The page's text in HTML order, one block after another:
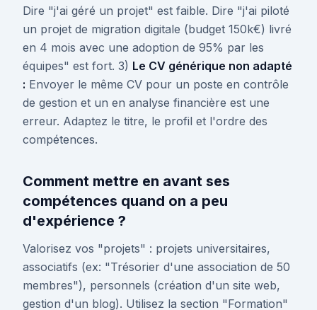
Dire "j'ai géré un projet" est faible. Dire "j'ai piloté
un projet de migration digitale (budget 150k€) livré
en 4 mois avec une adoption de 95% par les
équipes" est fort. 3) Le CV générique non adapté
: Envoyer le même CV pour un poste en contrôle
de gestion et un en analyse financière est une
erreur. Adaptez le titre, le profil et l'ordre des
compétences.
Comment mettre en avant ses
compétences quand on a peu
d'expérience ?
Valorisez vos "projets" : projets universitaires,
associatifs (ex: "Trésorier d'une association de 50
membres"), personnels (création d'un site web,
gestion d'un blog). Utilisez la section "Formation"